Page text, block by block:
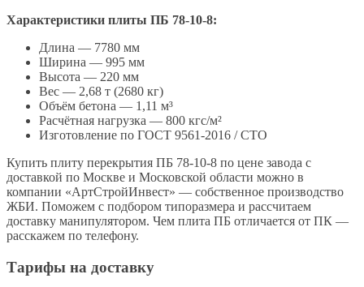
Характеристики плиты ПБ 78-10-8:
Длина — 7780 мм
Ширина — 995 мм
Высота — 220 мм
Вес — 2,68 т (2680 кг)
Объём бетона — 1,11 м³
Расчётная нагрузка — 800 кгс/м²
Изготовление по ГОСТ 9561-2016 / СТО
Купить плиту перекрытия ПБ 78-10-8 по цене завода с
доставкой по Москве и Московской области можно в
компании «АртСтройИнвест» — собственное производство
ЖБИ. Поможем с подбором типоразмера и рассчитаем
доставку манипулятором. Чем плита ПБ отличается от ПК —
расскажем по телефону.
Тарифы на доставку